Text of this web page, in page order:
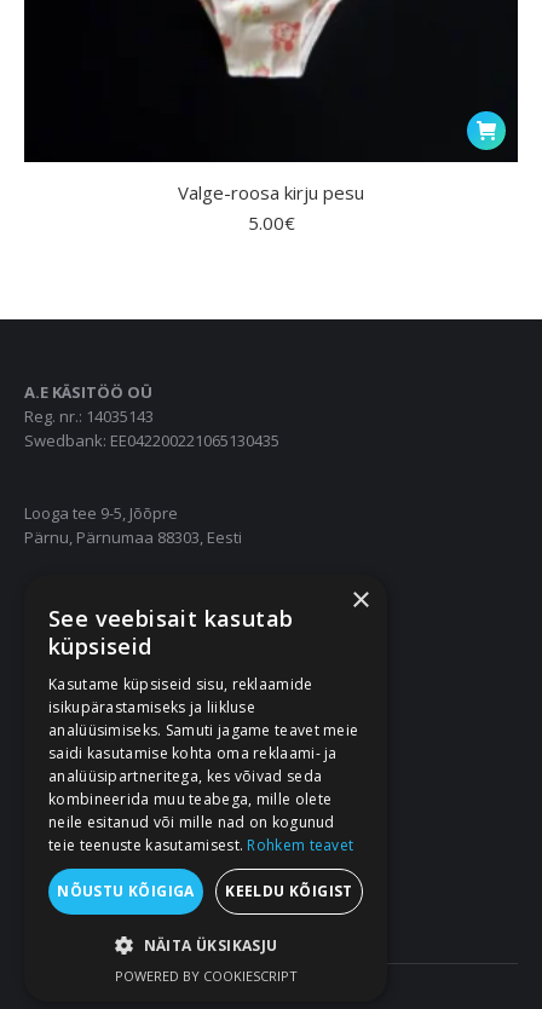
Valge-roosa kirju pesu
5.00€
A.E KÄSITÖÖ OÜ
Reg. nr.: 14035143
Swedbank: EE042200221065130435
Looga tee 9-5, Jõõpre
Pärnu, Pärnumaa 88303, Eesti
55667252
info@nukuriided.ee
Müügitingimused
Privaatsustingimused
×
See veebisait kasutab
küpsiseid
Kasutame küpsiseid sisu, reklaamide
isikupärastamiseks ja liikluse
analüüsimiseks. Samuti jagame teavet meie
saidi kasutamise kohta oma reklaami- ja
analüüsipartneritega, kes võivad seda
kombineerida muu teabega, mille olete
neile esitanud või mille nad on kogunud
teie teenuste kasutamisest. Rohkem teavet
NÕUSTU KÕIGIGA KEELDU KÕIGIST
NÄITA ÜKSIKASJU
POWERED BY COOKIESCRIPT